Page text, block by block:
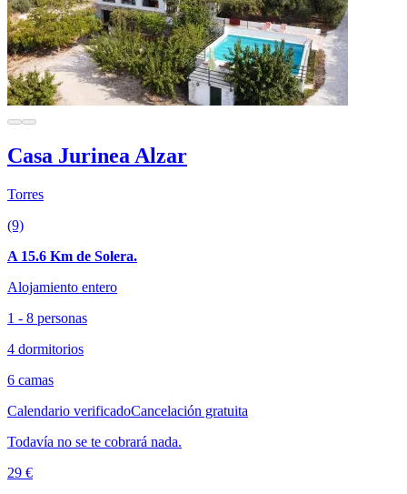
Casa Jurinea Alzar
Torres
(9)
A 15.6 Km de Solera.
Alojamiento entero
1 - 8 personas
4 dormitorios
6 camas
Calendario verificadoCancelación gratuita
Todavía no se te cobrará nada.
29 €